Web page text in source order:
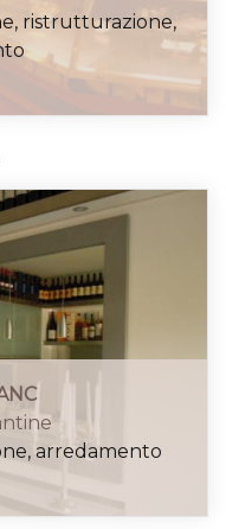
ristrutturazione,
arredamento
ristrutturazione,